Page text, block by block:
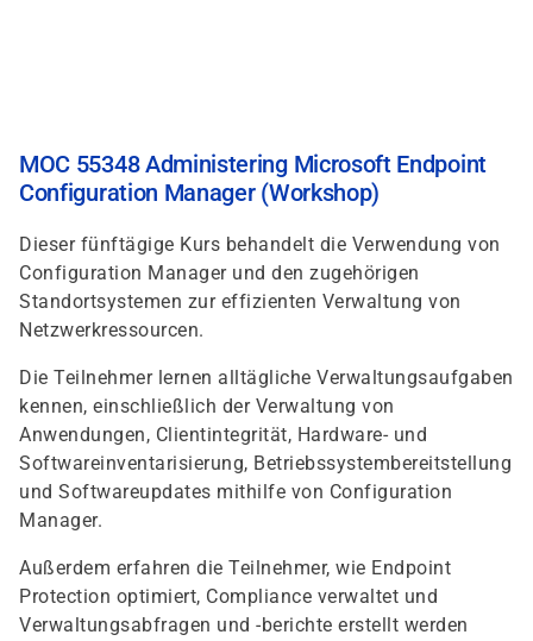
MOC 55348 Administering Microsoft Endpoint
Configuration Manager (Workshop)
Dieser fünftägige Kurs behandelt die Verwendung von
Configuration Manager und den zugehörigen
Standortsystemen zur effizienten Verwaltung von
Netzwerkressourcen.
Die Teilnehmer lernen alltägliche Verwaltungsaufgaben
kennen, einschließlich der Verwaltung von
Anwendungen, Clientintegrität, Hardware- und
Softwareinventarisierung, Betriebssystembereitstellung
und Softwareupdates mithilfe von Configuration
Manager.
Außerdem erfahren die Teilnehmer, wie Endpoint
Protection optimiert, Compliance verwaltet und
Verwaltungsabfragen und -berichte erstellt werden